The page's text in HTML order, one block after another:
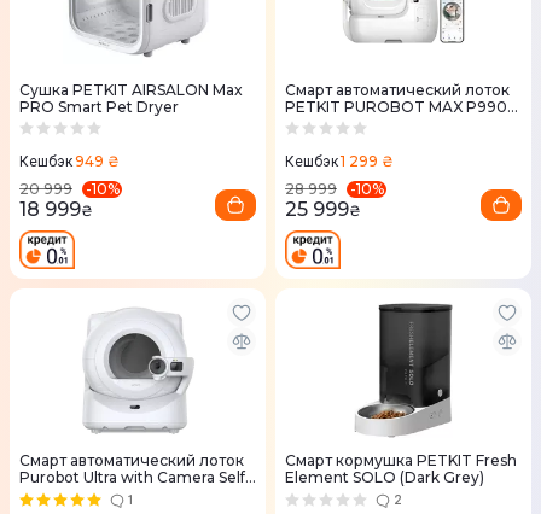
Сушка PETKIT AIRSALON Max
PRO Smart Pet Dryer
Кешбэк949 ₴
20 999
-10%
18 999₴
Смарт автоматический лоток
PETKIT PUROBOT MAX P9904
PRO 2
Кешбэк1 299 ₴
28 999
-10%
25 999₴
Смарт автоматический лоток
Purobot Ultra with Camera Self-
Cleaning Cat Litter Box
1
Смарт кормушка PETKIT Fresh
Element SOLO (Dark Grey)
2